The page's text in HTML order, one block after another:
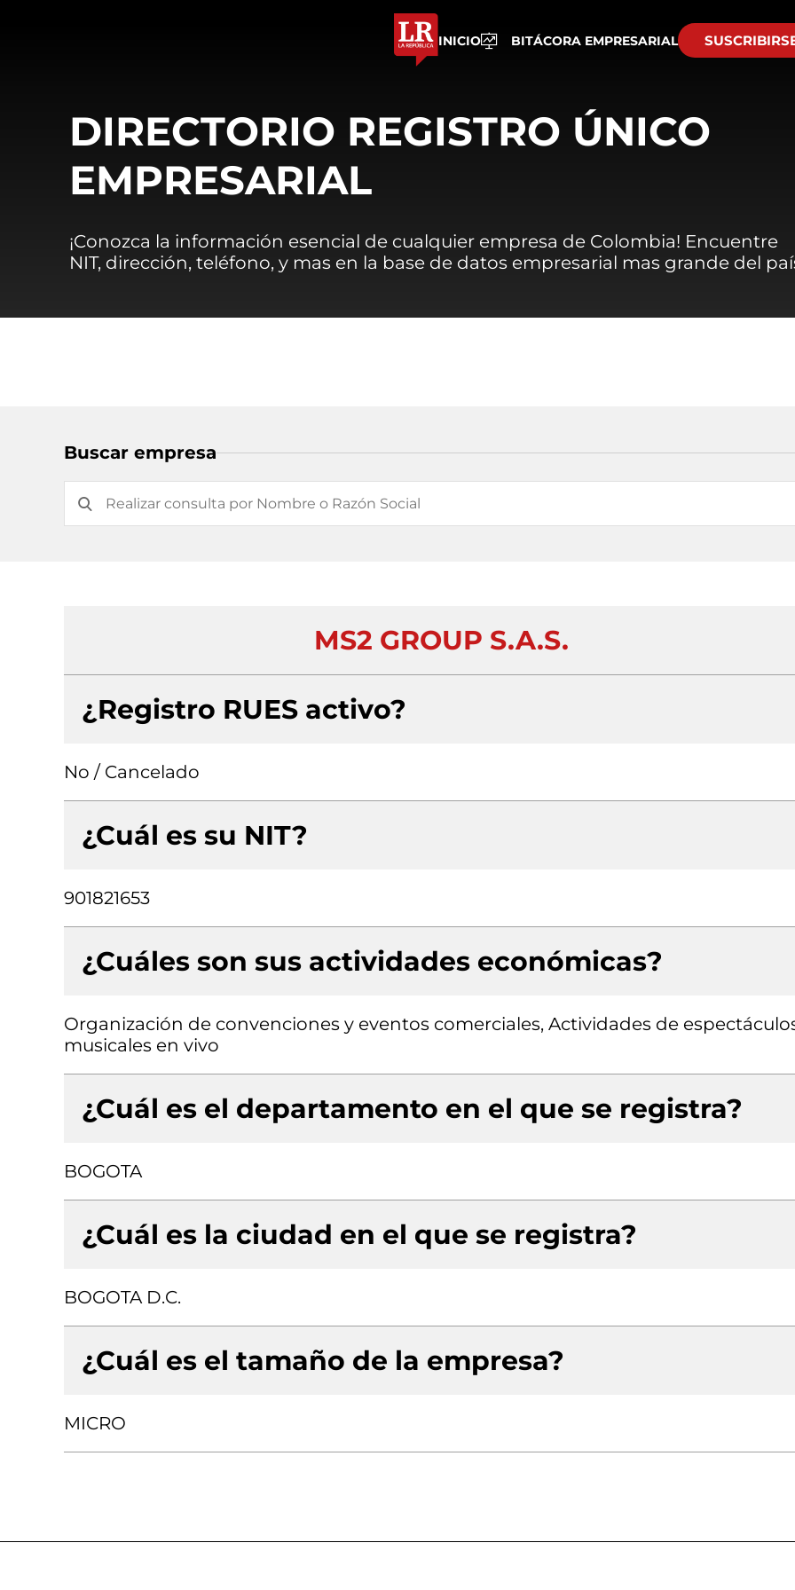
INICIO BITÁCORA EMPRESARIAL
DIRECTORIO REGISTRO ÚNICO
EMPRESARIAL
¡Conozca la información esencial de cualquier empresa de Colombia! Encuentre
NIT, dirección, teléfono, y mas en la base de datos empresarial mas grande del
Buscar empresa
MS2 GROUP S.A.S.
¿Registro RUES activo?
No / Cancelado
¿Cuál es su NIT?
901821653
¿Cuáles son sus actividades económicas?
Organización de convenciones y eventos comerciales, Actividades de
musicales en vivo
¿Cuál es el departamento en el que se registra?
BOGOTA
¿Cuál es la ciudad en el que se registra?
BOGOTA D.C.
¿Cuál es el tamaño de la empresa?
MICRO